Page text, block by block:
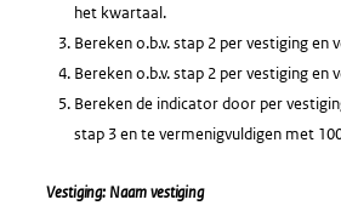
het kwartaal.
Bereken o.b.v. stap 2 per vestiging
Bereken o.b.v. stap 2 per vestiging
Bereken de indicator door per
stap 3 en te vermenigvuldigen met
Vestiging: Naam vestiging